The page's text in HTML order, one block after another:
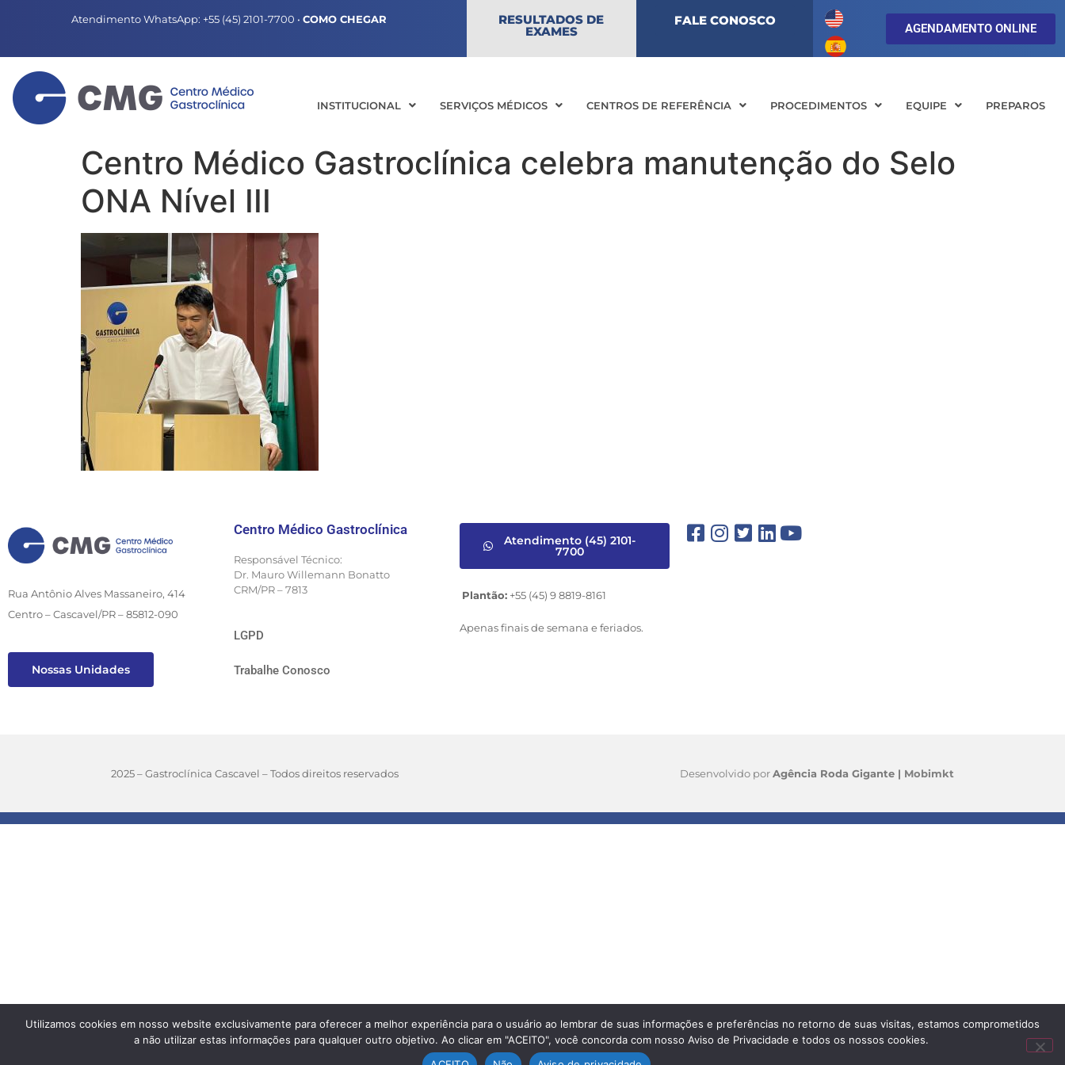
Atendimento WhatsApp: +55 (45) 2101-7700 • COMO CHEGAR RESULTADOS DE
EXAMES
FALE CONOSCO
AGENDAMENTO ONLINE
INSTITUCIONAL SERVIÇOS MÉDICOS CENTROS DE REFERÊNCIA PROCEDIMENTOS EQUIPE PREPAROS
Centro Médico Gastroclínica celebra manutenção do Selo
ONA Nível III
Rua Antônio Alves Massaneiro, 414
Centro – Cascavel/PR – 85812-090
Nossas Unidades
Centro Médico Gastroclínica
Responsável Técnico:
Dr. Mauro Willemann Bonatto
CRM/PR – 7813
LGPD
Trabalhe Conosco
Atendimento (45) 2101-
7700
Plantão: +55 (45) 9 8819-8161
Apenas finais de semana e feriados.
2025 – Gastroclínica Cascavel – Todos direitos reservados Desenvolvido porAgência Roda Gigante | Mobimkt
Utilizamos cookies em nosso website exclusivamente para oferecer a melhor experiência para o usuário ao lembrar de suas informações e preferências no retorno de suas visitas, estamos comprometidos
a não utilizar estas informações para qualquer outro objetivo. Ao clicar em "ACEITO", você concorda com nosso Aviso de Privacidade e todos os nossos cookies.